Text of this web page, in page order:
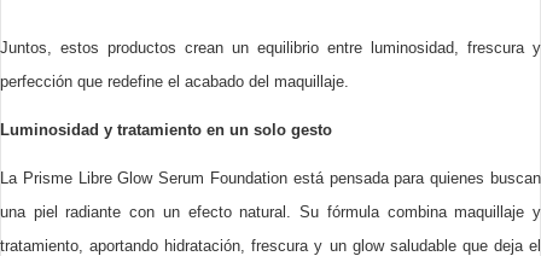
Juntos, estos productos crean un equilibrio entre luminosidad, frescura y
perfección que redefine el acabado del maquillaje.
Luminosidad y tratamiento en un solo gesto
La Prisme Libre Glow Serum Foundation está pensada para quienes buscan
una piel radiante con un efecto natural. Su fórmula combina maquillaje y
tratamiento, aportando hidratación, frescura y un glow saludable que deja el